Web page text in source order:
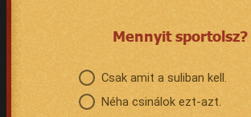
Mennyit sportolsz?
Csak amit a suliban kell.
Néha csinálok ezt-azt.